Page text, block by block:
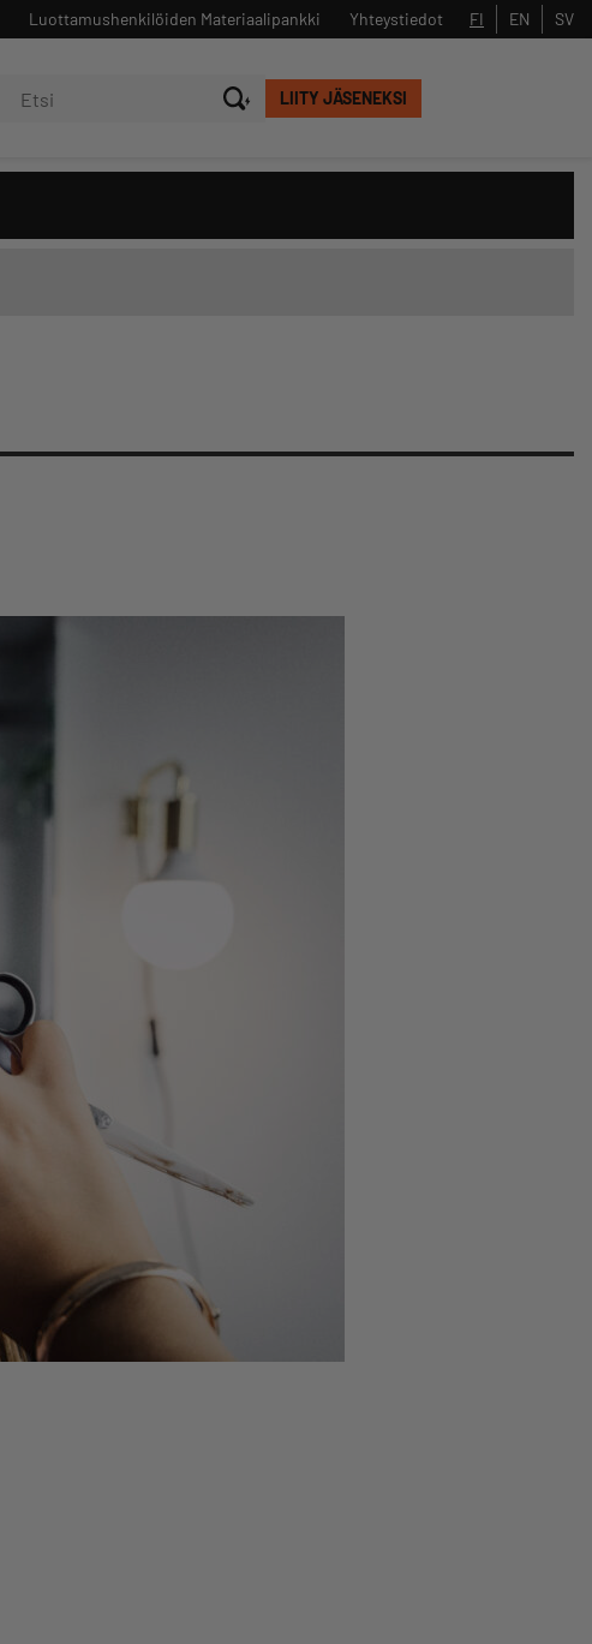
Yhteystiedot
Luottamushenkilöiden Materiaalipankki FI EN SV
LIITY JÄSENEKSI
Sulje